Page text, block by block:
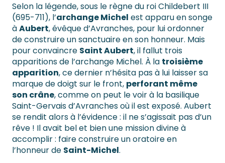
Selon la légende, sous le règne du roi Childebert III
(695-711), l’archange Michel est apparu en songe
àAubert, évêque d’Avranches, pour lui ordonner
de construire un sanctuaire en son honneur. Mais
pour convaincre Saint Aubert, il fallut trois
apparitions de l’archange Michel. À la troisième
apparition, ce dernier n’hésita pas à lui laisser sa
marque de doigt sur le front, perforant même
son crâne, comme on peut le voir à la basilique
Saint-Gervais d’Avranches où il est exposé. Aubert
se rendit alors à l’évidence : il ne s’agissait pas d’un
rêve ! Il avait bel et bien une mission divine à
accomplir : faire construire un oratoire en
l’honneur de Saint-Michel.